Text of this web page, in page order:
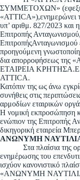
ΣΥΜΜΕΤΟΧΩΝ» (εφεξής
«ATTICA»),ενημερώνει
υπ’ αριθμ. 827/2023 και
Επιτροπής
ΕπιτροπήςΑνταγωνισμού
προηγούμενη
δια απορροφήσεως
ΕΤΑΙΡΕΙΑ
ATTICA.
Κατόπιν της ως άνω
συνήθεις στις
αρμοδίων εταιρικών
Η νομική εκπροσώπηση
ενώπιον της Επιτροπής
δικηγορική εταιρεία
ΑΝΩΝΥΜΗ
Στα πλαίσια της
ενημέρωσης του
ισχύον κανονιστικό
«ΑΝΩΝΥΜΗ